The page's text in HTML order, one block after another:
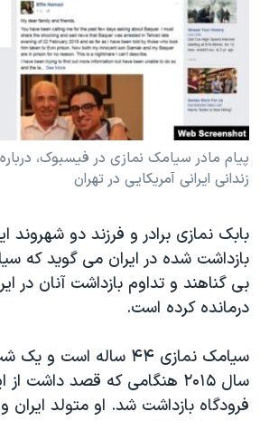
فرهنگ و زندگی
حقوق شهروندی
اقتصادی
علم و فناوری
گالری عکس
مستندها
انتخابات ریاست جمهوری آمریکا ۲۰۲۴
حمله جمهوری اسلامی به اسرائیل
رمز مهسا
اعتراضات زن، زندگی، آزادی
تریبونال مردمی آبان ۹۸
دادگاه حمید نوری
چهل سال گروگان‌گیری
اعتراضات مردمی آبان ۹۸
اسرائیل در جنگ
دنبال کنید
زبانهای مختلف
پیام مادر سیامک نمازی در فیسبوک،
زندانی ایرانی آمریکایی در تهران
بابک نمازی برادر و فرزند دو شهروند
بازداشت شده در ایران می گوید که
بی گناهند و تداوم بازداشت آنان در
درمانده کرده است.
سیامک نمازی ۴۴ ساله
سال ۲۰۱۵ هنگامی که قصد داشت
فرودگاه بازداشت شد. او متولد ایران